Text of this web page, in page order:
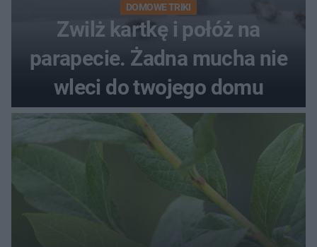
DOMOWE TRIKI
Zwilż kartkę i połóż na
parapecie. Żadna mucha nie
wleci do twojego domu